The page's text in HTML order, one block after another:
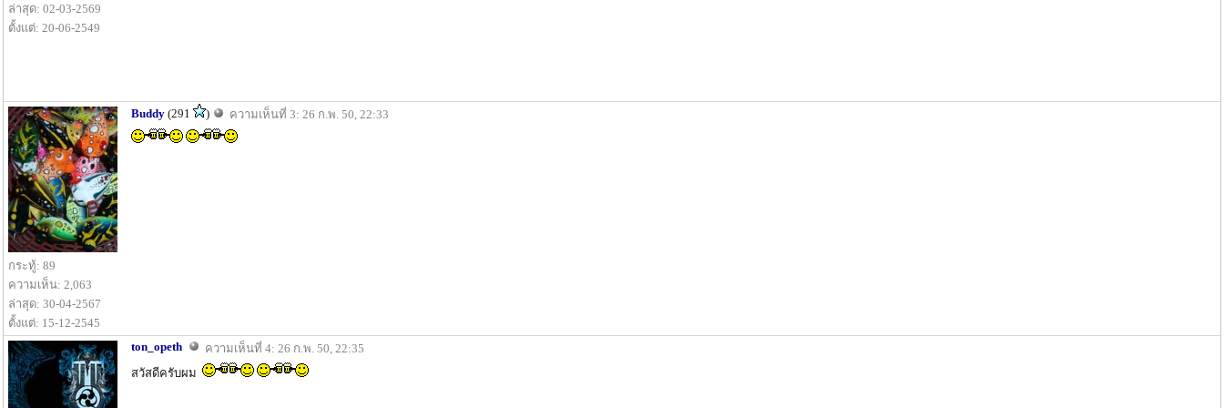
ล่าสุด: 02-03-2569
ตั้งแต่: 20-06-2549
กระทู้: 89
ความเห็น: 2,063
ล่าสุด: 30-04-2567
ตั้งแต่: 15-12-2545
Buddy (291 ) ความเห็นที่ 3: 26 ก.พ. 50, 22:33
ton_opeth
ความเห็นที่ 4: 26 ก.พ. 50, 22:35
สวัสดีครับผม